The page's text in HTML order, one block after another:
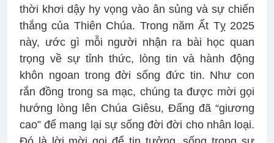
thời khơi dậy hy vọng vào ân sủng và sự chiến
thắng của Thiên Chúa. Trong năm Ất Tỵ 2025
này, ước gì mỗi người nhận ra bài học quan
trọng về sự tỉnh thức, lòng tin và hành động
khôn ngoan trong đời sống đức tin. Như con
rắn đồng trong sa mạc, chúng ta được mời gọi
hướng lòng lên Chúa Giêsu, Đấng đã “giương
cao” để mang lại sự sống đời đời cho nhân loại.